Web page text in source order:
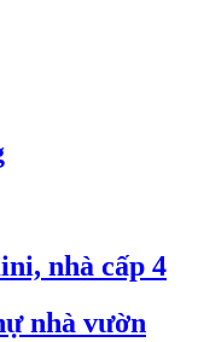
nhà cấp 4
nhà vườn